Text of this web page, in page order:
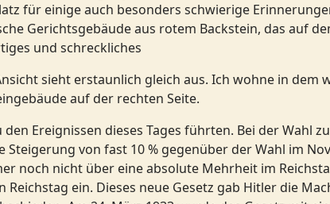
für einige auch besonders schwierige
Gerichtsgebäude aus rotem Backstein, das auf
und schreckliches
sieht erstaunlich gleich aus. Ich wohne in dem
auf der rechten Seite.
Ereignissen dieses Tages führten. Bei der Wahl
Steigerung von fast 10 % gegenüber der Wahl im
noch nicht über eine absolute Mehrheit im
ein. Dieses neue Gesetz gab Hitler die